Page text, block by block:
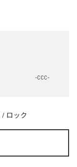
-CCC-
/ ロック